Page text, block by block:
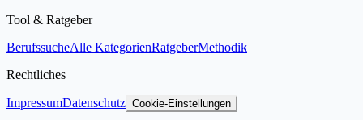
Tool & Ratgeber
BerufssucheAlle KategorienRatgeberMethodik
Rechtliches
ImpressumDatenschutz Cookie-Einstellungen